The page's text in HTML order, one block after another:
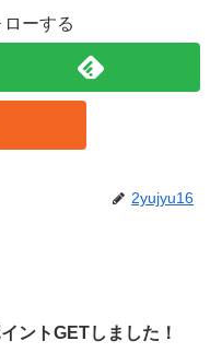
ーする
2yujyu16
ントGETしました！